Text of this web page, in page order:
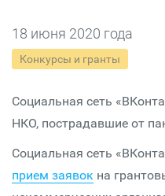
18 июня 2020 года
Конкурсы и гранты
Социальная сеть
НКО, пострадавшие от
Социальная сеть
прием заявок на